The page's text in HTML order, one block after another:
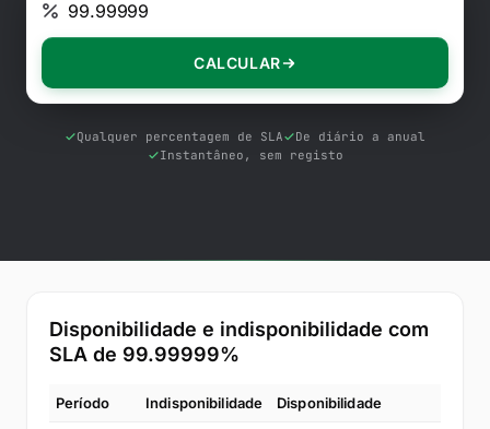
Ferramentas gratuitas
Blog
Contacte-nos
Base de conhecimento
Comece gratuitamente
CALCULAR
Qualquer percentagem de SLA
De diário a anual
Instantâneo, sem registo
Disponibilidade e indisponibilidade com
SLA de 99.99999%
Período Indisponibilidade Disponibilidade